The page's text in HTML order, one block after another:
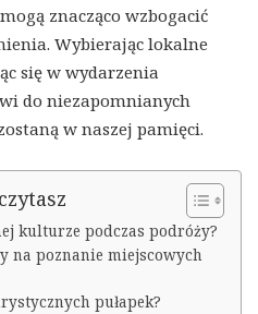
znacząco wzbogacić
Wybierając lokalne
się w wydarzenia
do niezapomnianych
w naszej pamięci.
kulturze podczas podróży?
na poznanie miejscowych
pułapek?